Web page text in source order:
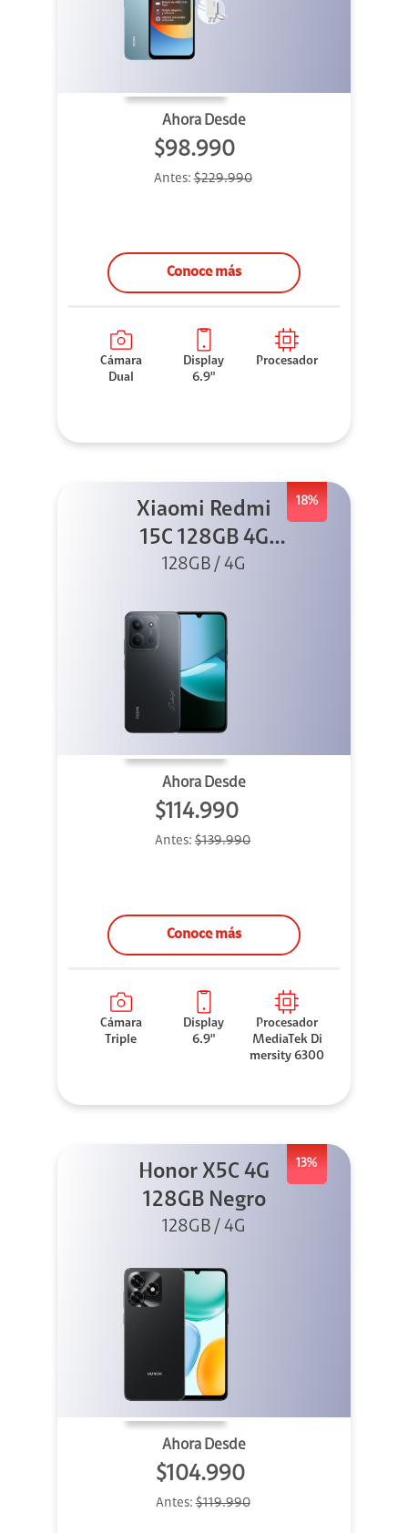
Ahora Desde
$98.990
Antes:$229.990
Conoce más
Cámara
Dual
Display
6.9"
Procesador
18%
Xiaomi Redmi
15C 128GB 4G
Negro
128GB / 4G
Ahora Desde
$114.990
Antes: $139.990
Conoce más
Cámara
Triple
Display
6.9"
Procesador
MediaTek Di
mersity 6300
13%
Honor X5C 4G
128GB Negro
128GB / 4G
Ahora Desde
$104.990
Antes:$119.990